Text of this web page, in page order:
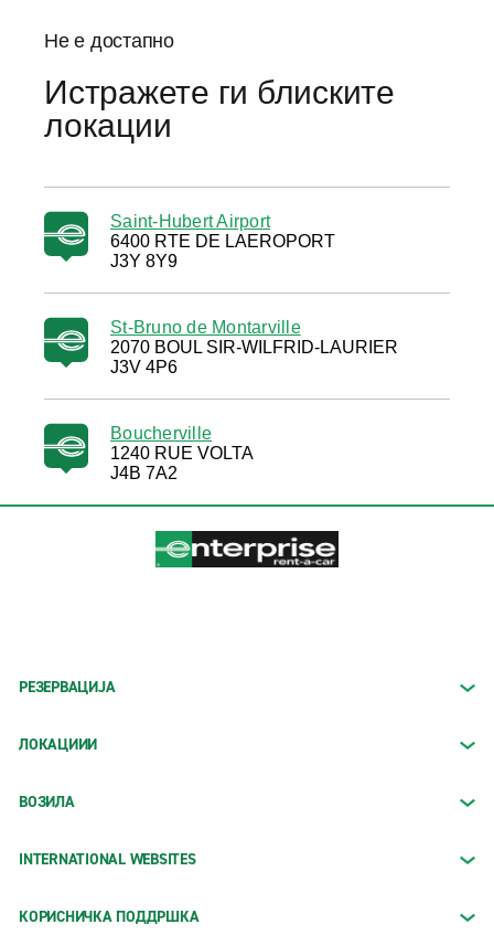
Не е достапно
Истражете ги блиските
локации
Saint-Hubert Airport
6400 RTE DE LAEROPORT
J3Y 8Y9
St-Bruno de Montarville
2070 BOUL SIR-WILFRID-LAURIER
J3V 4P6
Boucherville
1240 RUE VOLTA
J4B 7A2
РЕЗЕРВАЦИЈА
ЛОКАЦИИИ
ВОЗИЛА
INTERNATIONAL WEBSITES
КОРИСНИЧКА ПОДДРШКА